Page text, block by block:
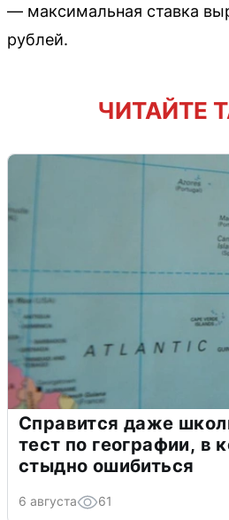
— максимальная ставка
рублей.
ЧИТАЙТЕ
Справится даже
тест по географии, в
стыдно ошибиться
6 августа 61